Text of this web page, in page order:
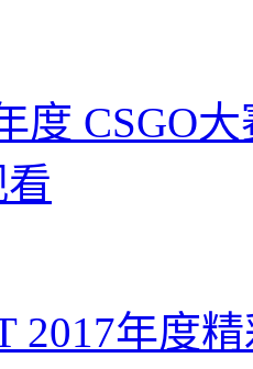
度 CSGO
2017年度